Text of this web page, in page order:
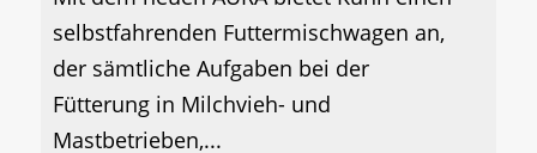
selbstfahrenden Futtermischwagen an,
der sämtliche Aufgaben bei der
Fütterung in Milchvieh- und
Mastbetrieben,...